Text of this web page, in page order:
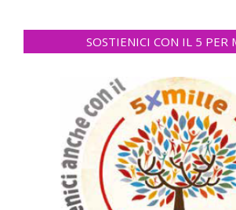
SOSTIENICI CON IL 5 PER